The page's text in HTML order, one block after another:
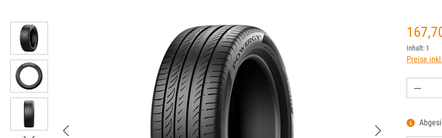
Bildergalerie überspringen Regulärer
Inhalt: 1
Preise